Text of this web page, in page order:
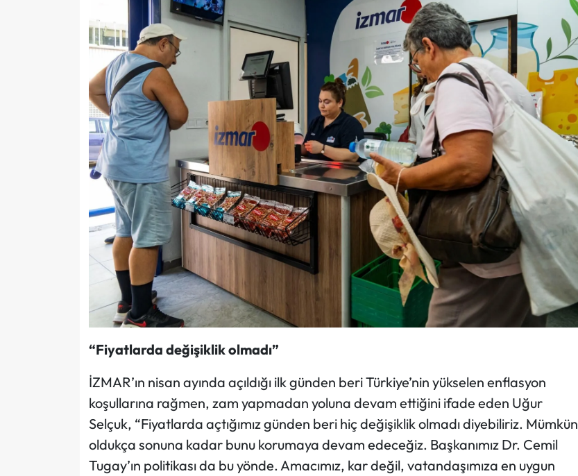
“Fiyatlarda değişiklik olmadı”
İZMAR’ın nisan ayında açıldığı ilk günden beri Türkiye’nin yükselen enflasyon
koşullarına rağmen, zam yapmadan yoluna devam ettiğini ifade eden Uğur
Selçuk, “Fiyatlarda açtığımız günden beri hiç değişiklik olmadı diyebiliriz. Mümkün
oldukça sonuna kadar bunu korumaya devam edeceğiz. Başkanımız Dr. Cemil
Tugay’ın politikası da bu yönde. Amacımız, kar değil, vatandaşımıza en uygun